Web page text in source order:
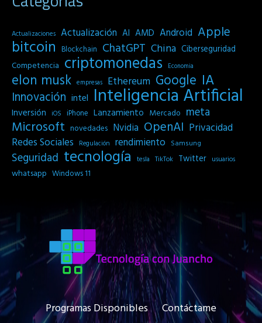
Actualizaciones Actualización AI AMD Android Apple
bitcoin Blockchain ChatGPT China Ciberseguridad
Competencia criptomonedas Economia
elon musk empresas Ethereum Google IA
Innovación intel Inteligencia Artificial
Inversión iOS iPhone Lanzamiento Mercado meta
Microsoft novedades Nvidia OpenAI Privacidad
Redes Sociales
Regulación rendimiento Samsung
Seguridad tecnología tesla TikTok Twitter usuarios
whatsapp Windows 11
Programas Disponibles Contáctame